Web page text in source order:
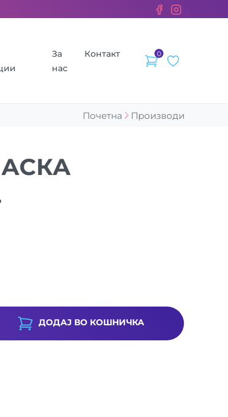
од секоја сметка се донираат за бездомните
За
нас
Контакт 0
Почетна Производи
ДОДАЈ ВО КОШНИЧКА